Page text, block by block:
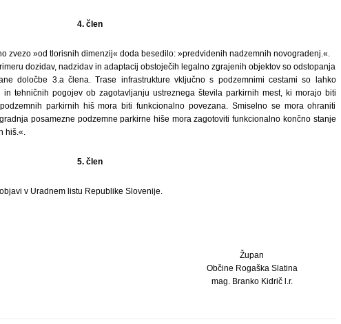
4. člen
zvezo »od tlorisnih dimenzij« doda besedilo: »predvidenih nadzemnih novogradenj.«.
dozidav, nadzidav in adaptacij obstoječih legalno zgrajenih objektov so odstopanja
določbe 3.a člena. Trase infrastrukture vključno s podzemnimi cestami so lahko
tehničnih pogojev ob zagotavljanju ustreznega števila parkirnih mest, ki morajo biti
parkirnih hiš mora biti funkcionalno povezana. Smiselno se mora ohraniti
posamezne podzemne parkirne hiše mora zagotoviti funkcionalno končno stanje
hiš.«.
5. člen
v Uradnem listu Republike Slovenije.
Župan
Občine Rogaška Slatina
mag. Branko Kidrič l.r.